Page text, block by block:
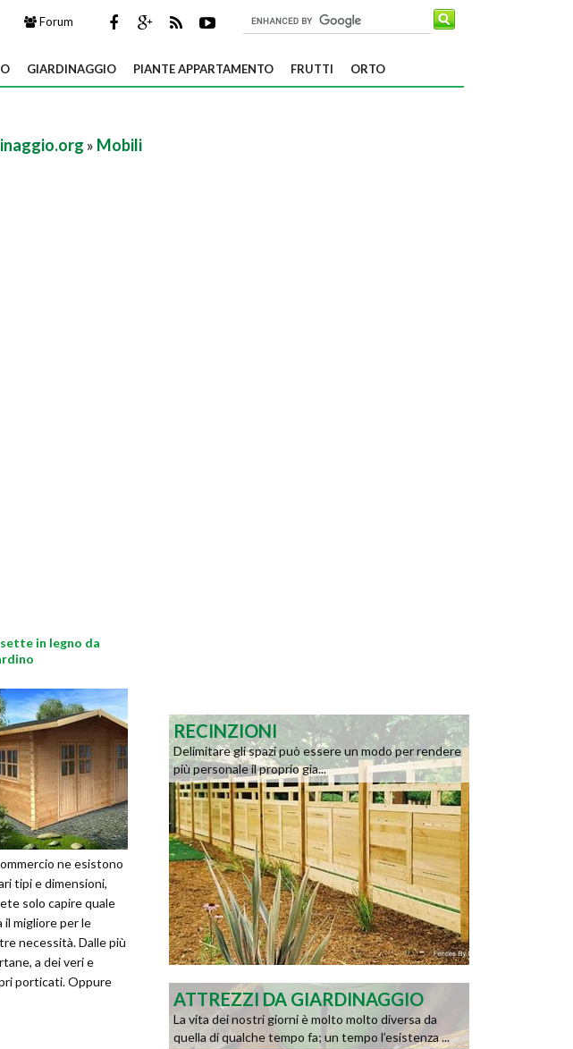
Forum
GIARDINAGGIO PIANTE APPARTAMENTO FRUTTI ORTO
» Mobili
in legno da
ne esistono
tipi e dimensioni,
solo capire quale
il migliore per le
necessità. Dalle più
a dei veri e
porticati. Oppure
RECINZIONI
Delimitare gli spazi può essere un modo per rendere
più personale il proprio gia...
ATTREZZI DA GIARDINAGGIO
La vita dei nostri giorni è molto molto diversa da
quella di qualche tempo fa; un tempo l’esistenza ...